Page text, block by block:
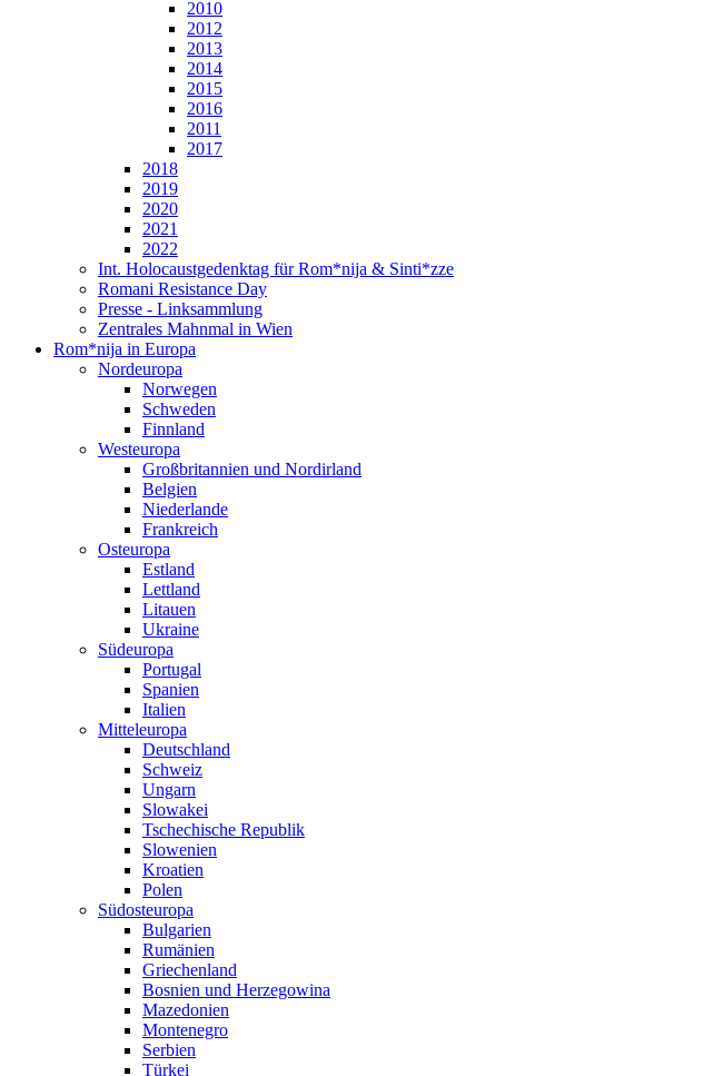
2010
2012
2013
2014
2015
2016
2011
2017
2018
2019
2020
2021
2022
Int. Holocaustgedenktag für Rom*nija & Sinti*zze
Romani Resistance Day
Presse - Linksammlung
Zentrales Mahnmal in Wien
Rom*nija in Europa
Nordeuropa
Norwegen
Schweden
Finnland
Westeuropa
Großbritannien und Nordirland
Belgien
Niederlande
Frankreich
Osteuropa
Estland
Lettland
Litauen
Ukraine
Südeuropa
Portugal
Spanien
Italien
Mitteleuropa
Deutschland
Schweiz
Ungarn
Slowakei
Tschechische Republik
Slowenien
Kroatien
Polen
Südosteuropa
Bulgarien
Rumänien
Griechenland
Bosnien und Herzegowina
Mazedonien
Montenegro
Serbien
Türkei